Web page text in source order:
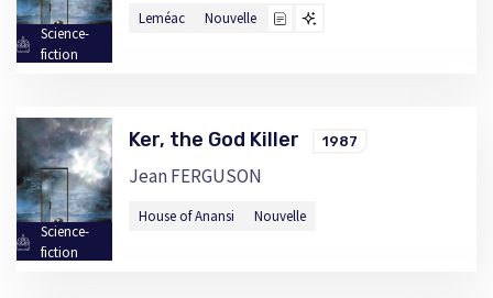
Science-
fiction
Leméac Nouvelle
Science-
fiction
Ker, the God Killer 1987
Jean FERGUSON
House of Anansi Nouvelle